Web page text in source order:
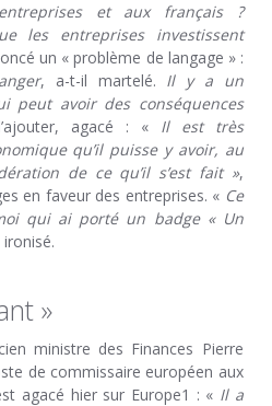
et aux français ?
les entreprises investissent
un « problème de langage » :
, a-t-il martelé. Il y a un
peut avoir des conséquences
agacé : « Il est très
qu’il puisse y avoir, au
de ce qu’il s’est fait »,
en faveur des entreprises. « Ce
qui ai porté un badge « Un
»
ministre des Finances Pierre
de commissaire européen aux
agacé hier sur Europe1 : « Il a